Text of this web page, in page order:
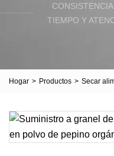
TIEMPO Y
Hogar > Productos > Secar